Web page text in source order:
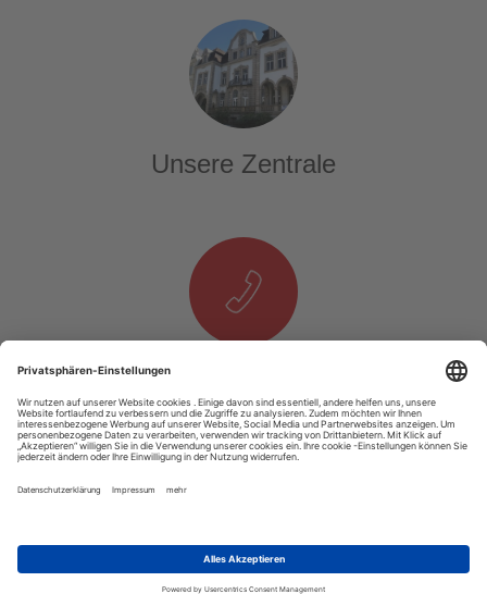
Unsere Zentrale
Telefon & E-Mail
T. +49 1525 937 14 25
E.info@tourexpi.com
Podcast
Video RSS
Unsere Webseite ist auf allen Computern und mobilen Geräten gut nutzbar.